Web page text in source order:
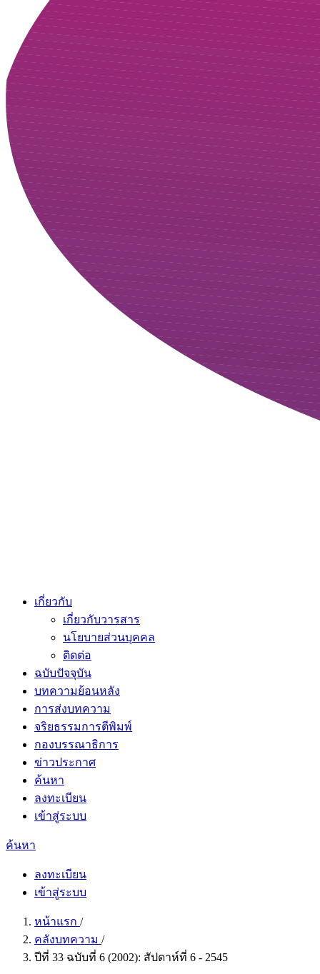
เกี่ยวกับ
เกี่ยวกับวารสาร
นโยบายส่วนบุคคล
ติดต่อ
ฉบับปัจจุบัน
บทความย้อนหลัง
การส่งบทความ
จริยธรรมการตีพิมพ์
กองบรรณาธิการ
ข่าวประกาศ
ค้นหา
ลงทะเบียน
เข้าสู่ระบบ
ค้นหา
ลงทะเบียน
เข้าสู่ระบบ
หน้าแรก /
คลังบทความ /
ปีที่ 33 ฉบับที่ 6 (2002): สัปดาห์ที่ 6 - 2545